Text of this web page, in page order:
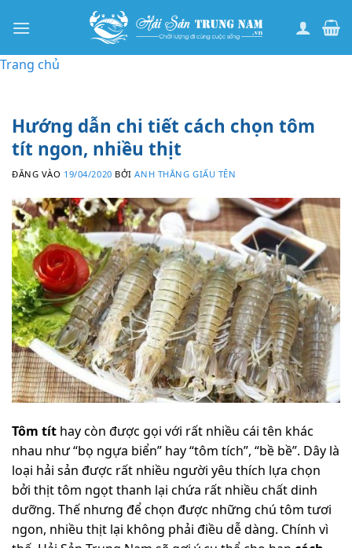
qua
dung
Trang chủ
Hướng dẫn chi tiết cách chọn tôm
tít ngon, nhiều thịt
ĐĂNG VÀO 19/04/2020 BỞIANH THẮNG GIẤU TÊN
Tôm tít hay còn được gọi với rất nhiều cái tên khác
nhau như “bọ ngựa biển” hay “tôm tích”, “bề bề”. Dây là
loại hải sản được rất nhiều người yêu thích lựa chọn
bởi thịt tôm ngọt thanh lại chứa rất nhiều chất dinh
dưỡng. Thế nhưng để chọn được những chú tôm tươi
ngon, nhiều thịt lại không phải điều dễ dàng. Chính vì